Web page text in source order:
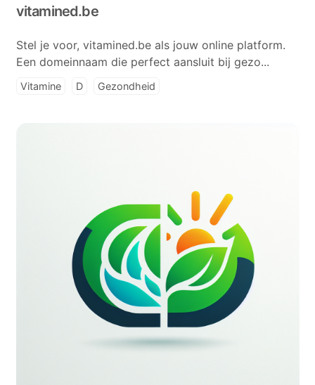
vitamined.be
Stel je voor, vitamined.be als jouw online platform.
Een domeinnaam die perfect aansluit bij gezo...
Vitamine D Gezondheid